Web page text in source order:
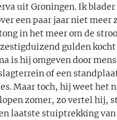
uit Groningen. Ik
een paar jaar niet meer
in het meer om de
gulden
is hij omgeven door
of een
Maar toch, hij weet het
zomer, zo vertel hij,
laatste stuiptrekking van